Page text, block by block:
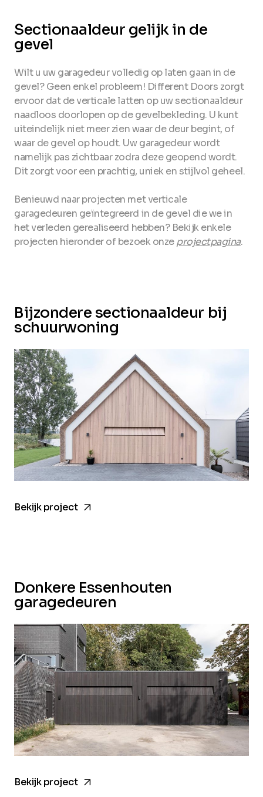
Sectionaaldeur gelijk in de
gevel
Wilt u uw garagedeur volledig op laten gaan in de
gevel? Geen enkel probleem! Different Doors zorgt
ervoor dat de verticale latten op uw sectionaaldeur
naadloos doorlopen op de gevelbekleding. U kunt
uiteindelijk niet meer zien waar de deur begint, of
waar de gevel op houdt. Uw garagedeur wordt
namelijk pas zichtbaar zodra deze geopend wordt.
Dit zorgt voor een prachtig, uniek en stijlvol geheel.
Benieuwd naar projecten met verticale
garagedeuren geïntegreerd in de gevel die we in
het verleden gerealiseerd hebben? Bekijk enkele
projecten hieronder of bezoek onzeprojectpagina.
Bekijk projectarrow_forward
Bijzondere sectionaaldeur bij
schuurwoning
Bekijk projectarrow_forward
Donkere Essenhouten
garagedeuren